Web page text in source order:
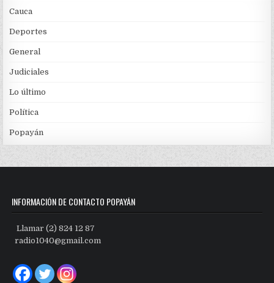
Cauca
Deportes
General
Judiciales
Lo último
Política
Popayán
INFORMACIÓN DE CONTACTO POPAYÁN
Llamar (2) 824 12 87
radio1040@gmail.com